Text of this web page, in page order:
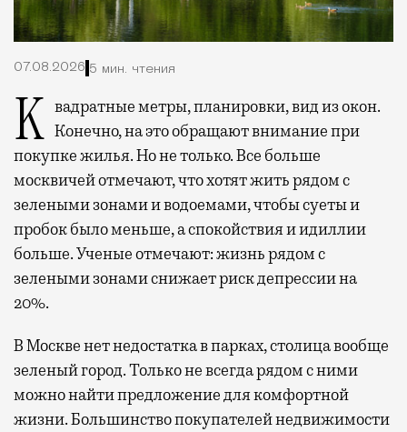
07.08.2026 5 мин. чтения
Квадратные метры, планировки, вид из окон. Конечно, на это обращают внимание при
покупке жилья. Но не только. Все больше
москвичей отмечают, что хотят жить рядом с
зелеными зонами и водоемами, чтобы суеты и
пробок было меньше, а спокойствия и идиллии
больше. Ученые отмечают: жизнь рядом с
зелеными зонами снижает риск депрессии на
20%.
В Москве нет недостатка в парках, столица вообще
зеленый город. Только не всегда рядом с ними
можно найти предложение для комфортной
жизни. Большинство покупателей недвижимости